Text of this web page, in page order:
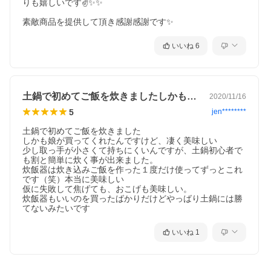
りも嬉しいです✌✨✨
素敵商品を提供して頂き感謝感謝です✨
いいね 6
土鍋で初めてご飯を炊きましたしかも娘が… 2020/11/16
5 jen********
土鍋で初めてご飯を炊きました
しかも娘が買ってくれたんですけど、凄く美味しい
少し取っ手が小さくて持ちにくいんですが、土鍋初心者で
も割と簡単に炊く事が出来ました。
炊飯器は炊き込みご飯を作った１度だけ使ってずっとこれ
です（笑）本当に美味しい
仮に失敗して焦げても、おこげも美味しい。
炊飯器もいいのを買ったばかりだけどやっばり土鍋には勝
てないみたいです
いいね 1